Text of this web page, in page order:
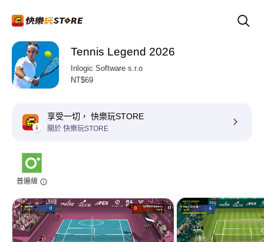
Tennis Legend 2026
Inlogic Software s.r.o
NT$69
享受一切， 快樂玩STORE
關於 快樂玩STORE
普遍級